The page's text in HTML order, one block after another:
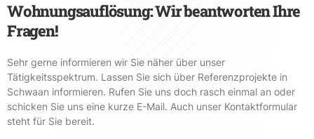
Wohnungsauflösung: Wir beantworten Ihre
Fragen!
Sehr gerne informieren wir Sie näher über unser
Tätigkeitsspektrum. Lassen Sie sich über Referenzprojekte in
Schwaan informieren. Rufen Sie uns doch rasch einmal an oder
schicken Sie uns eine kurze E-Mail. Auch unser Kontaktformular
steht für Sie bereit.